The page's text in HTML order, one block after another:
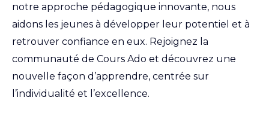
notre approche pédagogique innovante, nous
aidons les jeunes à développer leur potentiel et à
retrouver confiance en eux. Rejoignez la
communauté de Cours Ado et découvrez une
nouvelle façon d’apprendre, centrée sur
l’individualité et l’excellence.